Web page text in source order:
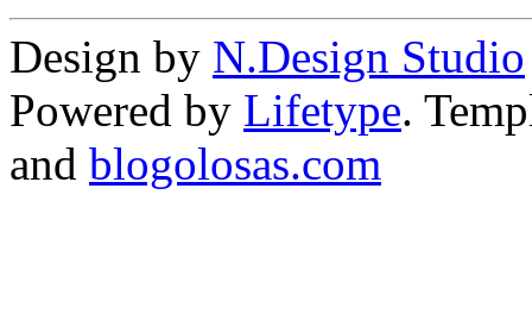
Design by N.Design Studio
Powered by Lifetype.
and blogolosas.com